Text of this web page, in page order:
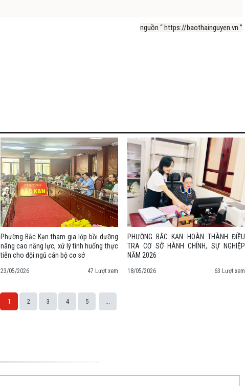
nguồn “ https://baothainguyen.vn ”
Phường Bắc Kạn tham gia lớp bồi dưỡng
nâng cao năng lực, xử lý tình huống thực
tiễn cho đội ngũ cán bộ cơ sở
23/05/2026 47 Lượt xem
PHƯỜNG BẮC KẠN HOÀN THÀNH ĐIỀU
TRA CƠ SỞ HÀNH CHÍNH, SỰ NGHIỆP
NĂM 2026
18/05/2026 63 Lượt xem
1 2 3 4 5 ...